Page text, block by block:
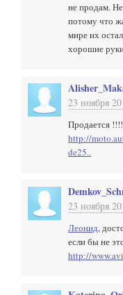
не продам. Не
потому что
мире их
хорошие
23 ноября
Продается
http://
de25..
23 ноября
Леонид,
если бы не
http://